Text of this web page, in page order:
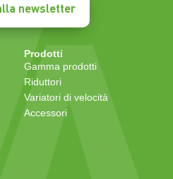
newsletter
Prodotti
Gamma prodotti
Riduttori
Variatori di velocità
Accessori